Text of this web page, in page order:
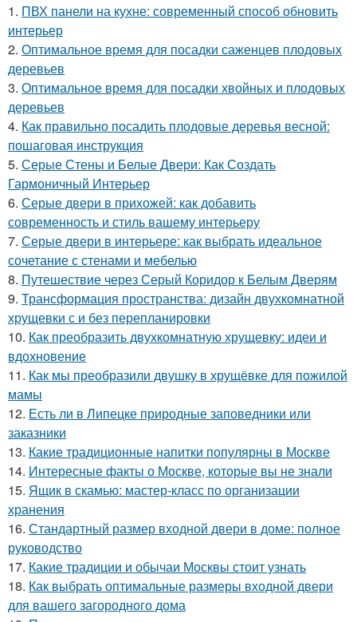
1. ПВХ панели на кухне: современный способ обновить
интерьер
2. Оптимальное время для посадки саженцев плодовых
деревьев
3. Оптимальное время для посадки хвойных и плодовых
деревьев
4. Как правильно посадить плодовые деревья весной:
пошаговая инструкция
5. Серые Стены и Белые Двери: Как Создать
Гармоничный Интерьер
6. Серые двери в прихожей: как добавить
современность и стиль вашему интерьеру
7. Серые двери в интерьере: как выбрать идеальное
сочетание с стенами и мебелью
8. Путешествие через Серый Коридор к Белым Дверям
9. Трансформация пространства: дизайн двухкомнатной
хрущевки с и без перепланировки
10. Как преобразить двухкомнатную хрущевку: идеи и
вдохновение
11. Как мы преобразили двушку в хрущёвке для пожилой
мамы
12. Есть ли в Липецке природные заповедники или
заказники
13. Какие традиционные напитки популярны в Москве
14. Интересные факты о Москве, которые вы не знали
15. Ящик в скамью: мастер-класс по организации
хранения
16. Стандартный размер входной двери в доме: полное
руководство
17. Какие традиции и обычаи Москвы стоит узнать
18. Как выбрать оптимальные размеры входной двери
для вашего загородного дома